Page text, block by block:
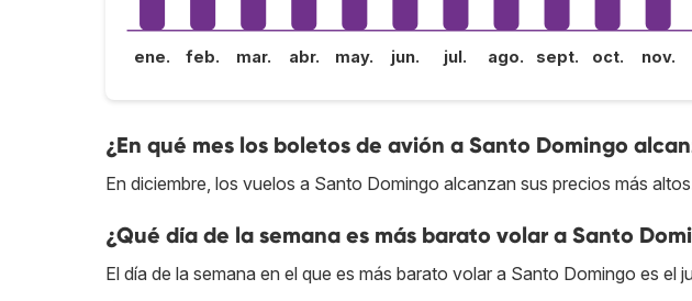
ene. feb. mar. abr. may. jun. jul. ago. sept. oct. nov.
¿En qué mes los boletos de avión a Santo Domingo
En diciembre, los vuelos a Santo Domingo alcanzan sus precios más
¿Qué día de la semana es más barato volar a Santo
El día de la semana en el que es más barato volar a Santo Domingo es el